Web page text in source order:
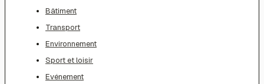
Bâtiment
Transport
Environnement
Sport et loisir
Evénement